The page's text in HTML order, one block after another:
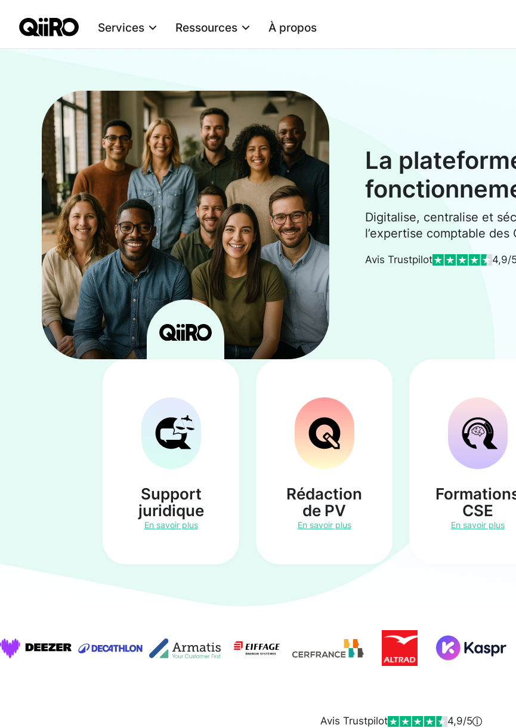
Services Ressources À propos
La
Digitalise, centralise et
l’expertise comptable des
Avis Trustpilot 4,9/
Support
juridique
En savoir plus
Rédaction
de PV
En savoir plus
CSE
En savoir plus
Avis Trustpilot 4,9/5